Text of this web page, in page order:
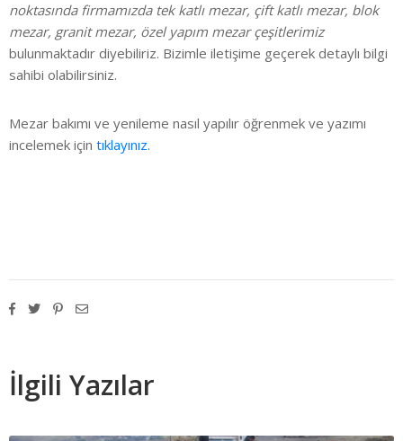
noktasında firmamızda tek katlı mezar, çift katlı mezar, blok
mezar, granit mezar, özel yapım mezar çeşitlerimiz
bulunmaktadır diyebiliriz. Bizimle iletişime geçerek detaylı bilgi
sahibi olabilirsiniz.
Mezar bakımı ve yenileme nasıl yapılır öğrenmek ve yazımı
incelemek için tıklayınız.
İlgili Yazılar